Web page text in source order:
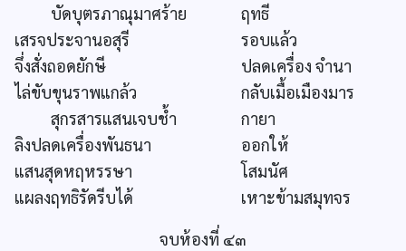
บัดบุตรภาณุมาศร้าย
ฤทธี
เสรจประจานอสุรี
รอบแล้ว
จึ่งสั่งถอดยักษี
ปลดเครื่อง จำนา
ไล่ขับขุนราพแกล้ว
กลับเมื้อเมืองมาร
สุกรสารแสนเจบช้ำ
กายา
ลิงปลดเครื่องพันธนา
ออกให้
แสนสุดหฤหรรษา
โสมนัศ
แผลงฤทธิรัดรีบได้
เหาะข้ามสมุทจร
จบห้องที่ ๔๓